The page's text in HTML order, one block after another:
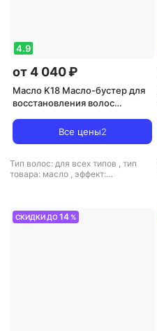
4.9
от 4 040 ₽
Масло K18 Масло-бустер для
восстановления волос
Все цены2
Тип волос: для всех типов , тип
товара: масло , эффект:
СКИДКИ ДО14 %